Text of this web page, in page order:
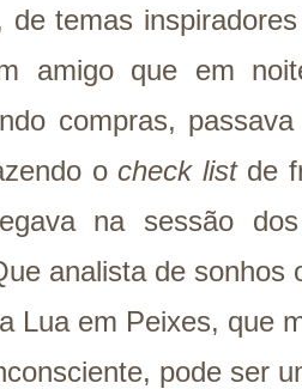
de temas
amigo que em
compras,
ocheck listde
na sessão
analista de sonhos
Lua em Peixes, que
pode ser